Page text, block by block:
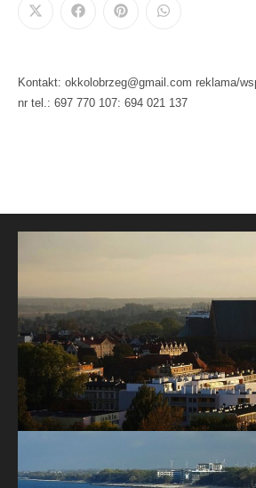
Kontakt: okkolobrzeg@gmail.com reklama/
nr tel.: 697 770 107: 694 021 137